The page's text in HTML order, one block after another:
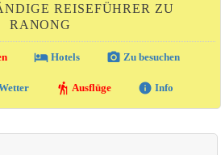
REISEFÜHRER ZU
RANONG
local_hotelHotels photo_camera Zu besuchen
hiking Ausflüge info Info